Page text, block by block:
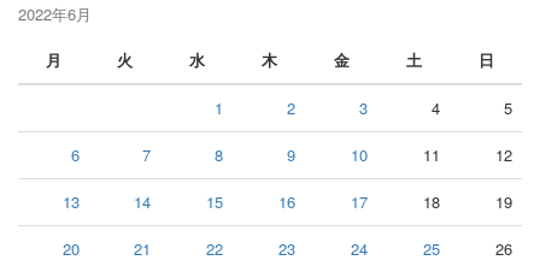
2022年6月
月
火 水 木 金 土 日
1 2 3 4 5
6 7 8 9 10 11 12
13 14 15 16 17 18 19
20 21 22 23 24 25 26